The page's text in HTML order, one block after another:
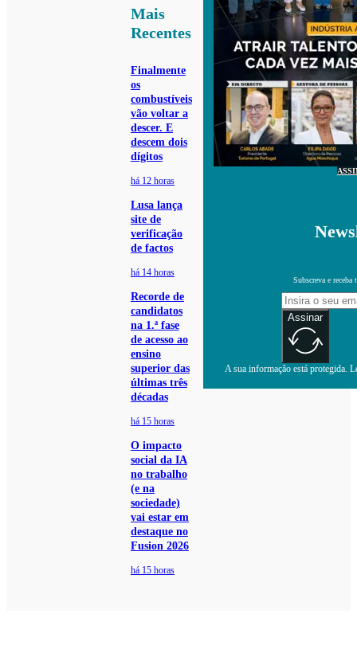
Mais
Recentes
Finalmente
os
combustíveis
vão voltar a
descer. E
descem dois
dígitos
há 12 horas
Lusa lança
site de
verificação
de factos
há 14 horas
Recorde de
candidatos
na 1.ª fase
de acesso ao
ensino
superior das
últimas três
décadas
há 15 horas
O impacto
social da IA
no trabalho
(e na
sociedade)
vai estar em
destaque no
Fusion 2026
há 15 horas
Subscreva e receba
Assinar
A sua informação está protegida.